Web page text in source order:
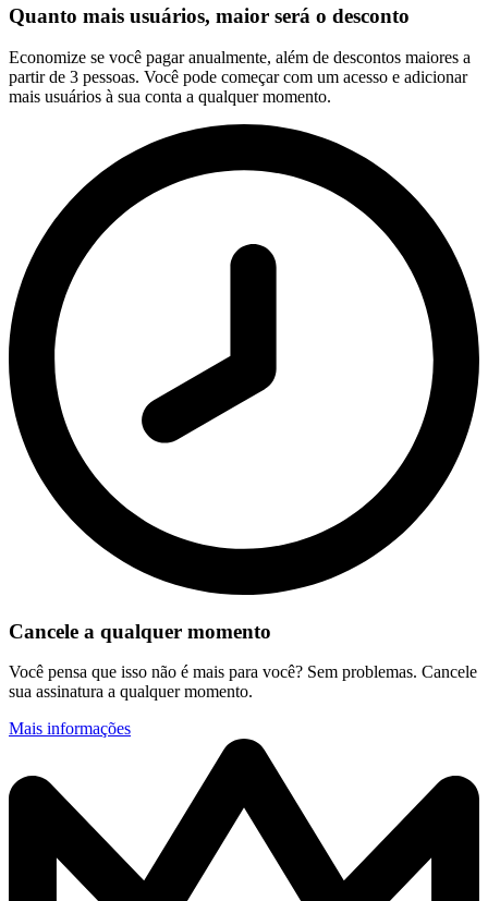
Quanto mais usuários, maior será o desconto
Economize se você pagar anualmente, além de descontos maiores a
partir de 3 pessoas. Você pode começar com um acesso e adicionar
mais usuários à sua conta a qualquer momento.
Cancele a qualquer momento
Você pensa que isso não é mais para você? Sem problemas. Cancele
sua assinatura a qualquer momento.
Mais informações